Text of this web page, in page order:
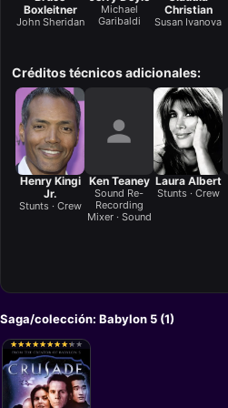
Boxleitner
John Sheridan
Michael
Garibaldi
Christian
Susan Ivanova
Créditos técnicos adicionales:
Henry Kingi
Jr.
Stunts · Crew
Ken Teaney
Sound Re-
Recording
Mixer · Sound
Laura Albert
Stunts · Crew
Saga/colección: Babylon 5 (1)
★
★★
★★
★★
★★
★★
★★
★★
★★
★ ★
★